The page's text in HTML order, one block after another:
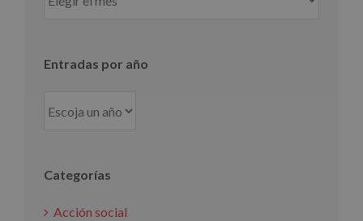
por
Entradas por año
Categorías
Acción social